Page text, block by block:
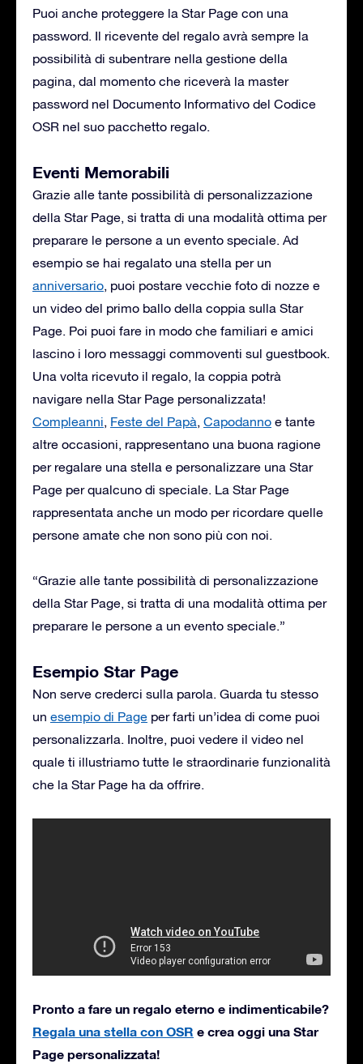
Puoi anche proteggere la Star Page con una
password. Il ricevente del regalo avrà sempre la
possibilità di subentrare nella gestione della
pagina, dal momento che riceverà la master
password nel Documento Informativo del Codice
OSR nel suo pacchetto regalo.
Eventi Memorabili
Grazie alle tante possibilità di personalizzazione
della Star Page, si tratta di una modalità ottima per
preparare le persone a un evento speciale. Ad
esempio se hai regalato una stella per un
anniversario, puoi postare vecchie foto di nozze e
un video del primo ballo della coppia sulla Star
Page. Poi puoi fare in modo che familiari e amici
lascino i loro messaggi commoventi sul guestbook.
Una volta ricevuto il regalo, la coppia potrà
navigare nella Star Page personalizzata!
Compleanni, Feste del Papà, Capodanno e tante
altre occasioni, rappresentano una buona ragione
per regalare una stella e personalizzare una Star
Page per qualcuno di speciale. La Star Page
rappresentata anche un modo per ricordare quelle
persone amate che non sono più con noi.
“Grazie alle tante possibilità di personalizzazione
della Star Page, si tratta di una modalità ottima per
preparare le persone a un evento speciale.”
Esempio Star Page
Non serve crederci sulla parola. Guarda tu stesso
un esempio di Page per farti un’idea di come puoi
personalizzarla. Inoltre, puoi vedere il video nel
quale ti illustriamo tutte le straordinarie funzionalità
che la Star Page ha da offrire.
Pronto a fare un regalo eterno e indimenticabile?
Regala una stella con OSR e crea oggi una Star
Page personalizzata!